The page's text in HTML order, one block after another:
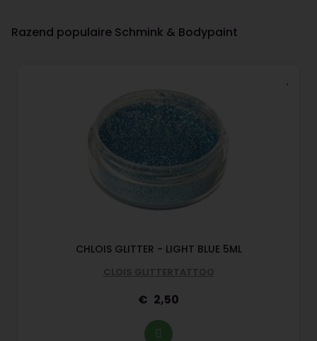
Razend populaire Schmink & Bodypaint
CHLOIS GLITTER - LIGHT BLUE 5ML
CLOIS GLITTERTATTOO
2,50